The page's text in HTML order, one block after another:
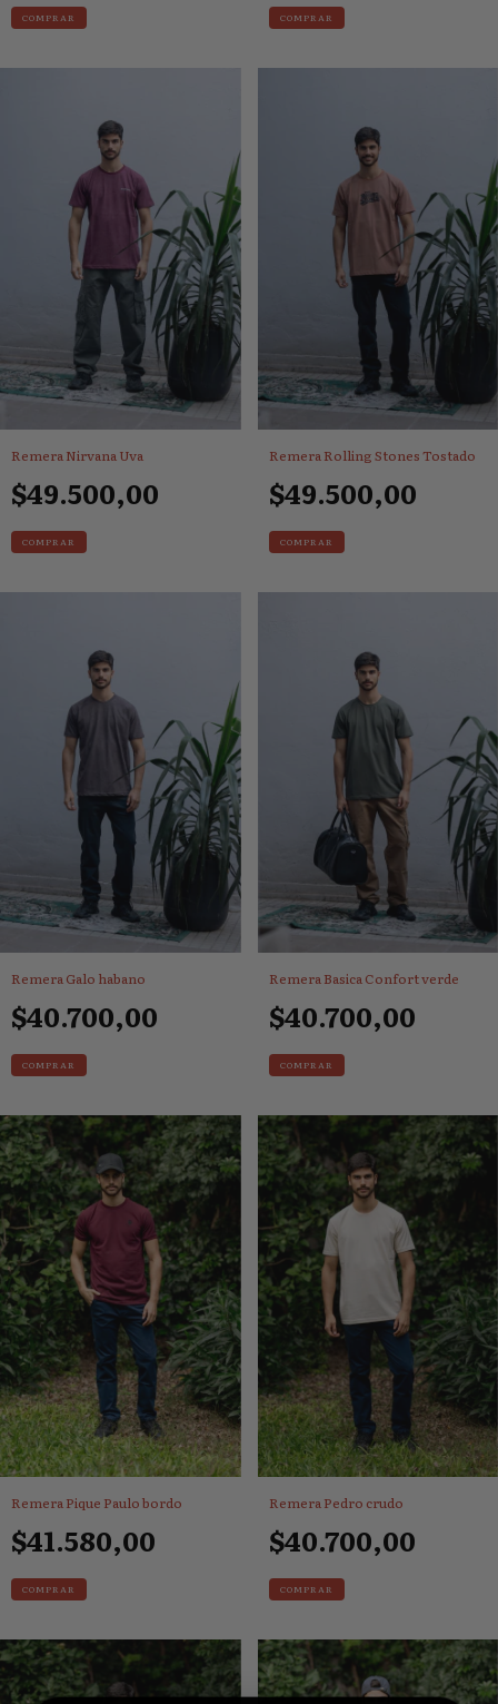
COMPRAR COMPRAR
Remera Nirvana Uva
$49.500,00
COMPRAR
Remera Rolling Stones Tostado
$49.500,00
COMPRAR
Remera Galo habano
$40.700,00
COMPRAR
Remera Basica Confort verde
$40.700,00
COMPRAR
Remera Pique Paulo bordo
$41.580,00
COMPRAR
Remera Pedro crudo
$40.700,00
COMPRAR